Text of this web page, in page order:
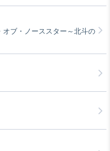
ブ・ノーススター～北斗の